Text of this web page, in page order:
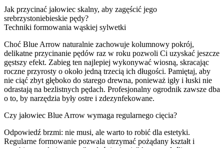
Jak przycinać jałowiec skalny, aby zagęścić jego
srebrzystoniebieskie pędy?
Techniki formowania wąskiej sylwetki
Choć Blue Arrow naturalnie zachowuje kolumnowy pokrój,
delikatne przycinanie pędów raz w roku pozwoli Ci uzyskać jeszcze
gęstszy efekt. Zabieg ten najlepiej wykonywać wiosną, skracając
roczne przyrosty o około jedną trzecią ich długości. Pamiętaj, aby
nie ciąć zbyt głęboko do starego drewna, ponieważ igły i łuski nie
odrastają na bezlistnych pędach. Profesjonalny ogrodnik zawsze dba
o to, by narzędzia były ostre i zdezynfekowane.
Czy jałowiec Blue Arrow wymaga regularnego cięcia?
Odpowiedź brzmi: nie musi, ale warto to robić dla estetyki.
Regularne formowanie pozwala utrzymać pożądany kształt i